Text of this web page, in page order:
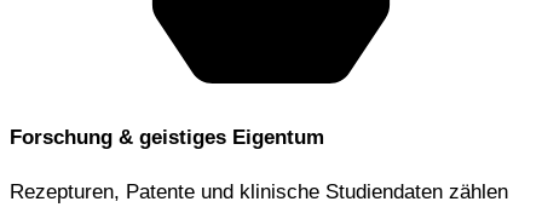
Forschung & geistiges Eigentum
Rezepturen, Patente und klinische Studiendaten zählen